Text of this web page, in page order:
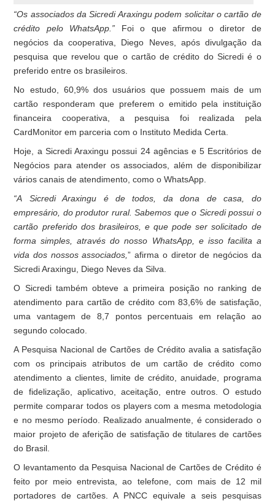
“Os associados da Sicredi Araxingu podem solicitar o cartão de
crédito pelo WhatsApp.” Foi o que afirmou o diretor de
negócios da cooperativa, Diego Neves, após divulgação da
pesquisa que revelou que o cartão de crédito do Sicredi é o
preferido entre os brasileiros.
No estudo, 60,9% dos usuários que possuem mais de um
cartão responderam que preferem o emitido pela instituição
financeira cooperativa, a pesquisa foi realizada pela
CardMonitor em parceria com o Instituto Medida Certa.
Hoje, a Sicredi Araxingu possui 24 agências e 5 Escritórios de
Negócios para atender os associados, além de disponibilizar
vários canais de atendimento, como o WhatsApp.
“A Sicredi Araxingu é de todos, da dona de casa, do
empresário, do produtor rural. Sabemos que o Sicredi possui o
cartão preferido dos brasileiros, e que pode ser solicitado de
forma simples, através do nosso WhatsApp, e isso facilita a
vida dos nossos associados,” afirma o diretor de negócios da
Sicredi Araxingu, Diego Neves da Silva.
O Sicredi também obteve a primeira posição no ranking de
atendimento para cartão de crédito com 83,6% de satisfação,
uma vantagem de 8,7 pontos percentuais em relação ao
segundo colocado.
A Pesquisa Nacional de Cartões de Crédito avalia a satisfação
com os principais atributos de um cartão de crédito como
atendimento a clientes, limite de crédito, anuidade, programa
de fidelização, aplicativo, aceitação, entre outros. O estudo
permite comparar todos os players com a mesma metodologia
e no mesmo período. Realizado anualmente, é considerado o
maior projeto de aferição de satisfação de titulares de cartões
do Brasil.
O levantamento da Pesquisa Nacional de Cartões de Crédito é
feito por meio entrevista, ao telefone, com mais de 12 mil
portadores de cartões. A PNCC equivale a seis pesquisas